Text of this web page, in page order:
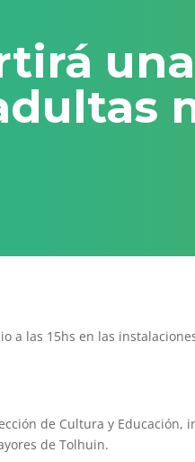
a las 15hs en las
de Cultura y Educación,
de Tolhuin.